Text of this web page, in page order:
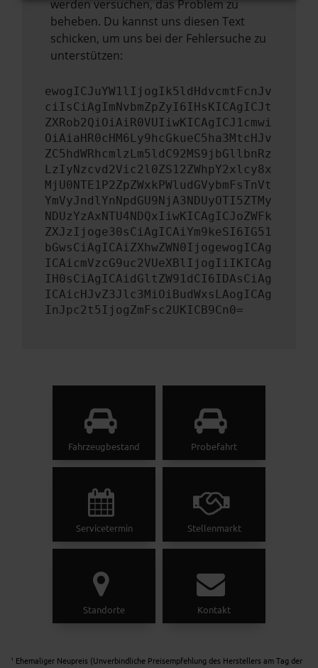
werden versuchen, das Problem zu
beheben. Du kannst uns diesen Text
schicken, um uns bei der Fehlersuche zu
unterstützen:
ewogICJuYW1lIjogIk5ldHdvcmtFcnJv
ciIsCiAgImNvbmZpZyI6IHsKICAgICJt
ZXRob2QiOiAiR0VUIiwKICAgICJ1cmwi
OiAiaHR0cHM6Ly9hcGkueC5ha3MtcHJv
ZC5hdWRhcmlzLm5ldC92MS9jbGllbnRz
LzIyNzcvd2Vic2l0ZS12ZWhpY2xlcy8x
MjU0NTE1P2ZpZWxkPWludGVybmFsTnVt
YmVyJndlYnNpdGU9NjA3NDUyOTI5ZTMy
NDUzYzAxNTU4NDQxIiwKICAgICJoZWFk
ZXJzIjoge30sCiAgICAiYm9keSI6IG51
bGwsCiAgICAiZXhwZWN0IjogewogICAg
ICAicmVzcG9uc2VUeXBlIjogIiIKICAg
IH0sCiAgICAidGltZW91dCI6IDAsCiAg
ICAicHJvZ3Jlc3MiOiBudWxsLAogICAg
InJpc2t5IjogZmFsc2UKICB9Cn0=
Fahrzeugbestand Probefahrt
Servicetermin Stellenmarkt
Standorte Kontakt
1
Ehemaliger Neupreis (Unverbindliche Preisempfehlung des Herstellers am Tag der